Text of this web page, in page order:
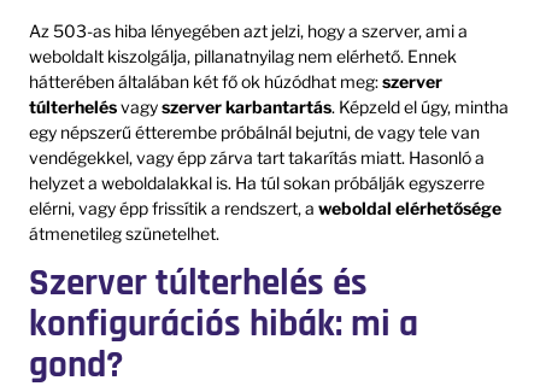
Az 503-as hiba lényegében azt jelzi, hogy a szerver, ami a
weboldalt kiszolgálja, pillanatnyilag nem elérhető. Ennek
hátterében általában két fő ok húzódhat meg:szerver
túlterhelésvagyszerver karbantartás. Képzeld el úgy, mintha
egy népszerű étterembe próbálnál bejutni, de vagy tele van
vendégekkel, vagy épp zárva tart takarítás miatt. Hasonló a
helyzet a weboldalakkal is. Ha túl sokan próbálják egyszerre
elérni, vagy épp frissítik a rendszert, a weboldal elérhetősége
átmenetileg szünetelhet.
Szerver túlterhelés és
konfigurációs hibák: mi a
gond?